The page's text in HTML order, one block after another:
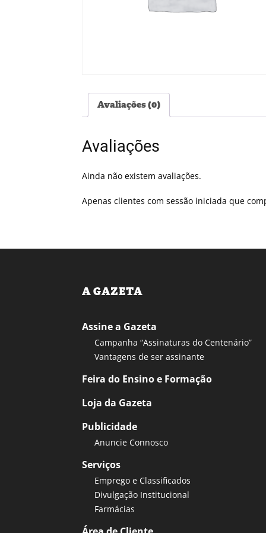
Avaliações (0)
Avaliações
Ainda não existem avaliações.
Apenas clientes com sessão iniciada que
A GAZETA
Assine a Gazeta
Campanha “Assinaturas do Centenário”
Vantagens de ser assinante
Feira do Ensino e Formação
Loja da Gazeta
Publicidade
Anuncie Connosco
Serviços
Emprego e Classificados
Divulgação Institucional
Farmácias